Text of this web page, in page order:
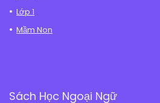
Lớp 1
Mầm Non
Sách Học Ngoại Ngữ